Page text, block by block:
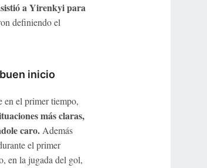
a Yirenkyi para
definiendo el
inicio
en el primer tiempo,
más claras,
caro.Además
el primer
en la jugada del gol,